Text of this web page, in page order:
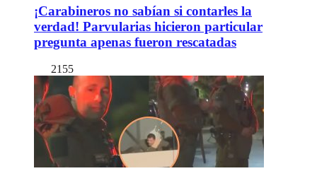
¡Carabineros no sabían si contarles la
verdad! Parvularias hicieron particular
pregunta apenas fueron rescatadas
2155